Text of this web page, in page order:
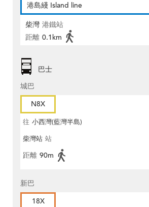
港島綫 Island line
柴灣 港鐵站
距離 0.1km
巴士
城巴
N8X
往 小西灣(藍灣半島)
柴灣站 站
距離 90m
新巴
18X